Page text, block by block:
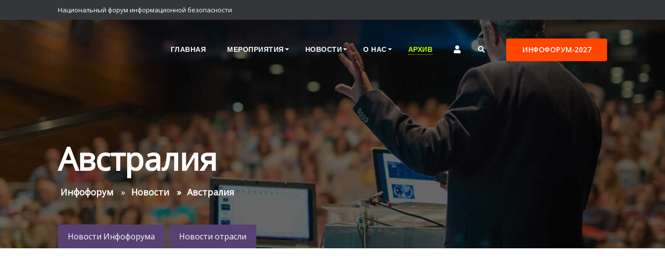
Национальный форум информационной безопасности
ГЛАВНАЯ МЕРОПРИЯТИЯ НОВОСТИ О НАС АРХИВ ИНФОФОРУМ-2027
Австралия
Инфофорум Новости Австралия
Новости Инфофорума Новости отрасли